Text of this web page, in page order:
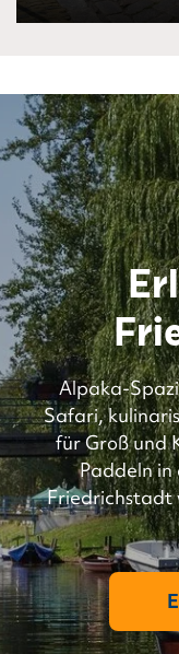
Alpaka-
Safari,
für Groß und
Paddeln in
Friedrichstadt